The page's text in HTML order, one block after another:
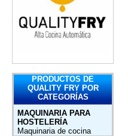
PRODUCTOS DE
QUALITY FRY POR
CATEGORÍAS
MAQUINARIA PARA
HOSTELERÍA
Maquinaria de cocina